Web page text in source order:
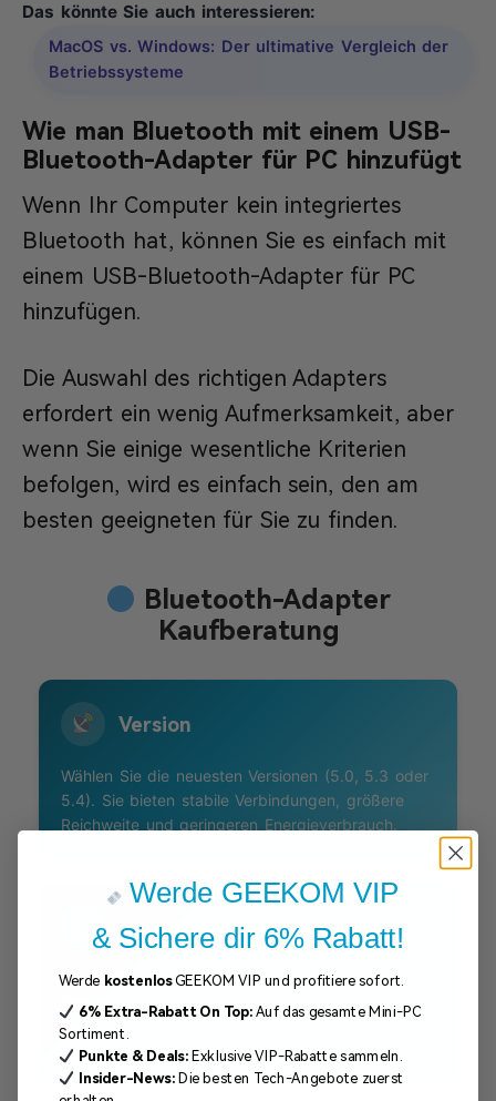
Das könnte Sie auch interessieren:
MacOS vs. Windows: Der ultimative Vergleich der
Betriebssysteme
Wie man Bluetooth mit einem USB-
Bluetooth-Adapter für PC hinzufügt
Wenn Ihr Computer kein integriertes
Bluetooth hat, können Sie es einfach mit
einem USB-Bluetooth-Adapter für PC
hinzufügen.
Die Auswahl des richtigen Adapters
erfordert ein wenig Aufmerksamkeit, aber
wenn Sie einige wesentliche Kriterien
befolgen, wird es einfach sein, den am
besten geeigneten für Sie zu finden.
Bluetooth-Adapter
Kaufberatung
Version
Wählen Sie die neuesten Versionen (5.0, 5.3 oder
5.4). Sie bieten stabile Verbindungen, größere
Reichweite und geringeren Energieverbrauch.
Kompatibilität
Überprüfen Sie die Unterstützung für Ihr
Betriebssystem (Windows, macOS, Linux) und die
zu verbindenden Geräte, um Probleme zu
vermeiden.
Werde GEEKOM VIP
& Sichere dir 6% Rabatt!
Werde kostenlosGEEKOM VIP und profitiere sofort.
6% Extra-Rabatt On Top:Auf das gesamte Mini-PC
Sortiment.
Punkte & Deals:Exklusive VIP-Rabatte sammeln.
Insider-News:Die besten Tech-Angebote zuerst